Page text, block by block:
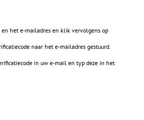
en het e-mailadres en klik vervolgens op
naar het e-mailadres gestuurd.
in uw e-mail en typ deze in het